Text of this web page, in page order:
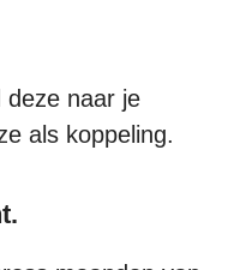
deze naar je
als koppeling.